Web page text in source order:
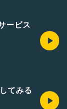
ービス
てみる